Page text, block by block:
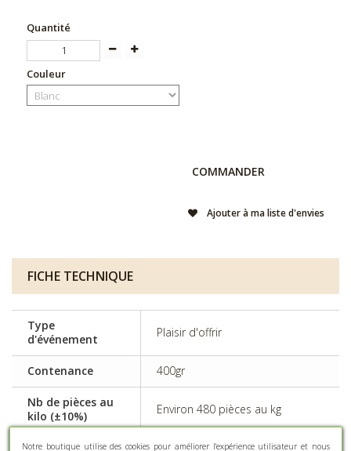
Quantité
Couleur
COMMANDER
Ajouter à ma liste d'envies
FICHE TECHNIQUE
Type
d'événement
Plaisir d'offrir
Contenance 400gr
Nb de pièces au
kilo (±10%)
Environ 480 pièces au kg
Type d'amande Avola, Calibre 35/36
Notre boutique utilise des cookies pour améliorer l'expérience utilisateur et nous